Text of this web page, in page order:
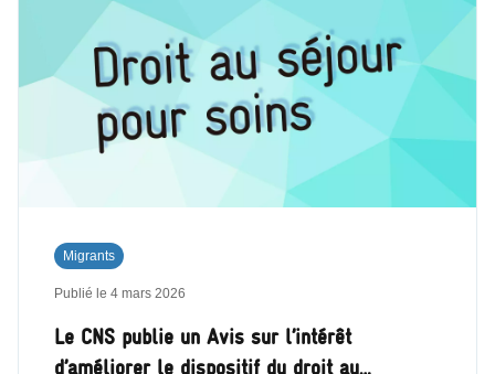
Le CNS publie un Avis sur l’intérêt
d’améliorer le dispositif du droit au…
Migrants
Publié le 4 mars 2026